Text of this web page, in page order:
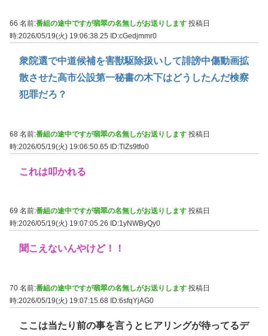
66 名前:番組の途中ですが翡翠の名無しがお送りします 投稿日
時:2026/05/19(火) 19:06:38.25
ID:cGedjmmr0
衆院選で中道候補を害獣駆除扱いして誹謗中傷動画拡
散させた高市公設第一秘書の木下はどうしたんだ検察
犯罪だろ？
68 名前:番組の途中ですが翡翠の名無しがお送りします 投稿日
時:2026/05/19(火) 19:06:50.65 ID:TlZs9tfo0
これは叩かれる
69 名前:番組の途中ですが翡翠の名無しがお送りします 投稿日
時:2026/05/19(火) 19:07:05.26
ID:1yNWByQy0
聞こえないんやけど！！
70 名前:番組の途中ですが翡翠の名無しがお送りします 投稿日
時:2026/05/19(火) 19:07:15.68 ID:6sfqYjAG0
ここは当たり前の事を言うとヒアリングが待ってるデ